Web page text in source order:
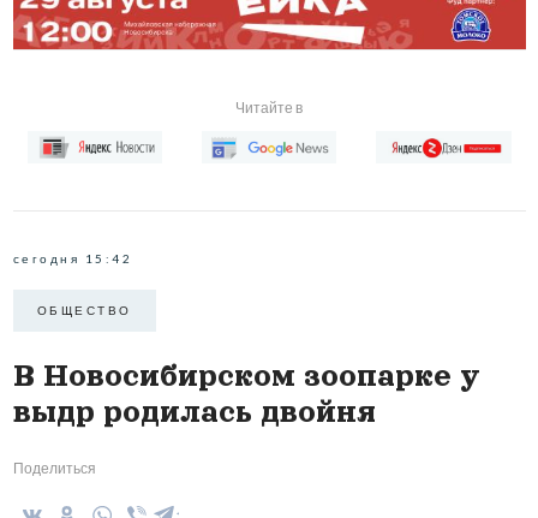
Читайте в
сегодня 15:42
ОБЩЕСТВО
В Новосибирском зоопарке у
выдр родилась двойня
Поделиться